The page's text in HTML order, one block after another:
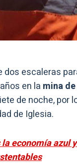
dos escaleras
en la mina
de noche, por
de Iglesia.
la economía azul